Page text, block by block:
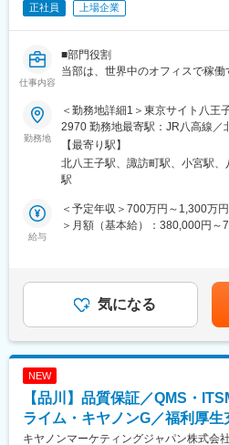
正社員 上場企業
仕事内容
■部門役割
当部は、世界中のオフィスで稼働
製品が市場に出る前の最終関門
いための「信頼」を担保するこ
■解決したい課題
現在、製品の多機能化に伴い、
ネントやOSSが膨大になっている
す。
これらを解決し、脆弱性対応の
実現することを期待しています。
・開発部門や企画部門に対し、
要否・優先順位を提示し、合意
・場当たり的な対応ではなく、
て、脆弱性対応およびセキュリ
任せします。
勤務地
＜勤務地詳細1＞東京サイト八王
2970 勤務地最寄駅：JR八高線／
全面禁煙＜勤務地詳細2＞瑞穂サ
22-1 勤務地最寄駅：名鉄豊川線
面禁煙変更の範囲：会社の定める
【最寄り駅】
北八王子駅、諏訪町駅、小宮駅
駅
給与
＜予定年収＞700万円～1,300万
＞月額（基本給）：380,000円～
下する可能性があります。月給(
す。
気になる
NEW
【品川】品質保証／QMS・
ライム・キヤノンG／福利厚
キヤノンマーケティングジャパン株式会社